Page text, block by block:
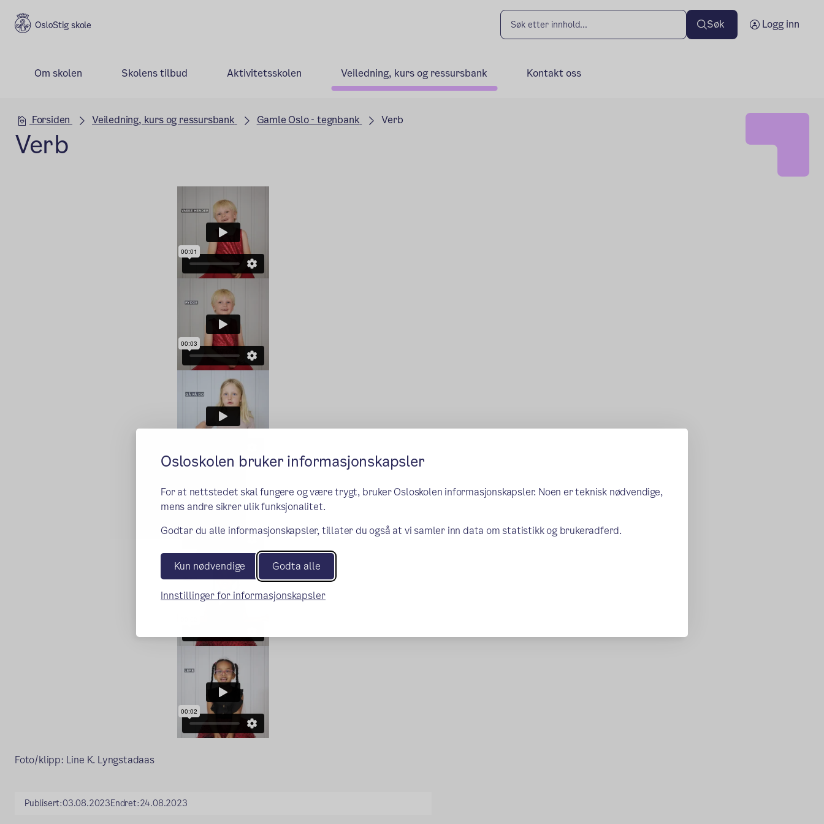
Osloskolen bruker informasjonskapsler
For at nettstedet skal fungere og være trygt, bruker Osloskolen informasjonskapsler. Noen er teknisk nødvendige,
mens andre sikrer ulik funksjonalitet.
Godtar du alle informasjonskapsler, tillater du også at vi samler inn data om statistikk og brukeradferd.
Kun nødvendige Godta alle
Innstillinger for informasjonskapsler
Stig skole Søk Logg inn
Om skolen Skolens tilbud Aktivitetsskolen Veiledning, kurs og ressursbank Kontakt oss
Hovedseksjon
Forsiden Veiledning, kurs og ressursbank Gamle Oslo - tegnbank Verb
Verb
Foto/klipp: Line K. Lyngstadaas
Publisert:03.08.2023Endret:24.08.2023